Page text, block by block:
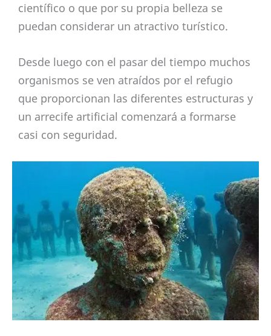
científico o que por su propia belleza se
puedan considerar un atractivo turístico.
Desde luego con el pasar del tiempo muchos
organismos se ven atraídos por el refugio
que proporcionan las diferentes estructuras y
un arrecife artificial comenzará a formarse
casi con seguridad.